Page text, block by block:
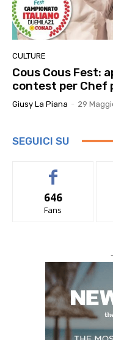
CULTURE
Cous Cous Fest:
contest per Chef
Giusy La Piana - 29
SEGUICI SU
646
Fans